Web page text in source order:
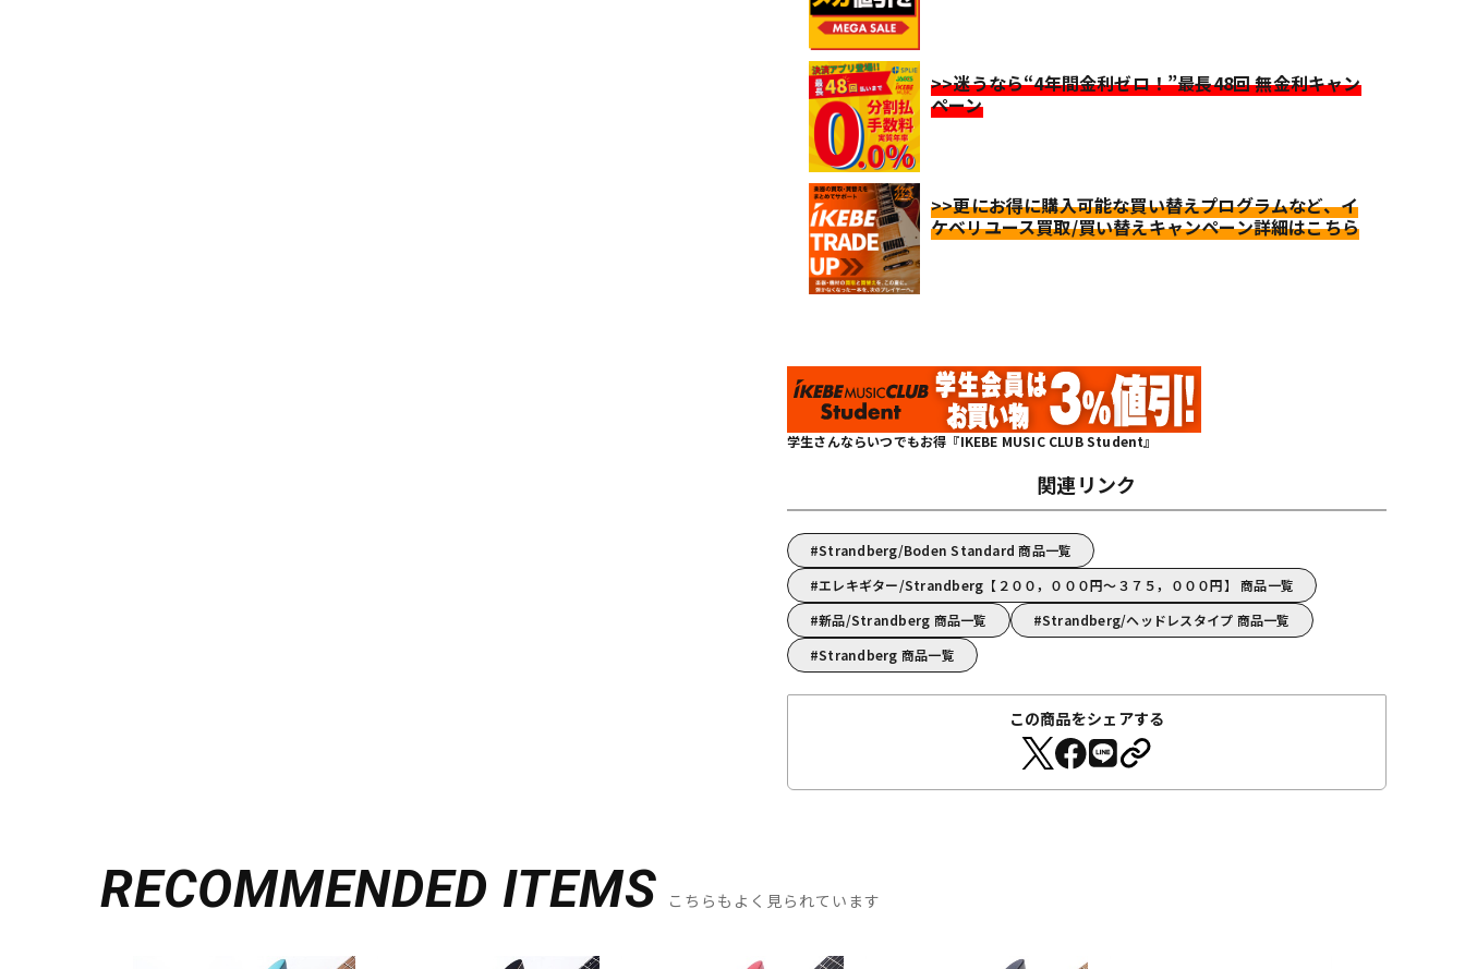
>>迷うなら“4年間金利ゼロ！”最長48回 無金利キャン
ペーン
>>更にお得に購入可能な買い替えプログラムなど、イ
ケベリユース買取/買い替えキャンペーン詳細はこちら
学生さんならいつでもお得『IKEBE MUSIC CLUB Student』
関連リンク
Strandberg/Boden Standard 商品一覧
エレキギター/Strandberg【２００，０００円～３７５，０００円】 商品一覧
新品/Strandberg 商品一覧
Strandberg/ヘッドレスタイプ 商品一覧
Strandberg 商品一覧
この商品をシェアする
RECOMMENDED ITEMS こちらもよく見られています